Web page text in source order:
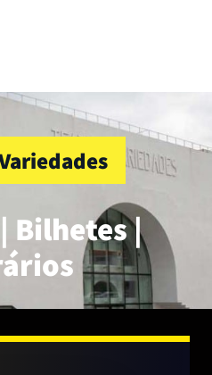
Bilhetes |